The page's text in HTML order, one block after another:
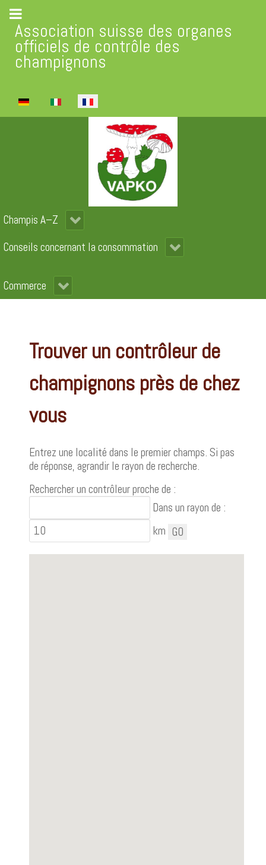
Association suisse des organes
officiels de contrôle des
champignons
Sélectionnez votre langue
Champis A–Z
Conseils concernant la consommation
Commerce
Trouver un contrôleur de
champignons près de chez
vous
Entrez une localité dans le premier champs. Si pas
de réponse, agrandir le rayon de recherche.
Rechercher un contrôleur proche de :
Dans un rayon de :
km